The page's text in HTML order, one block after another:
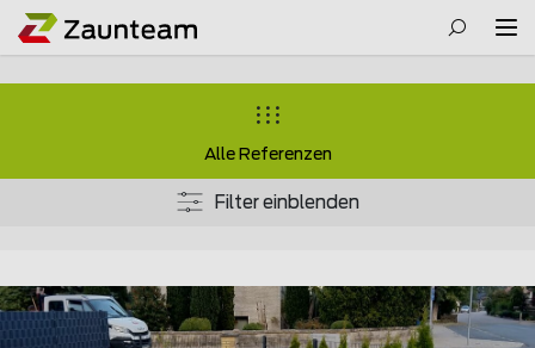
Alle Referenzen
Filter einblenden